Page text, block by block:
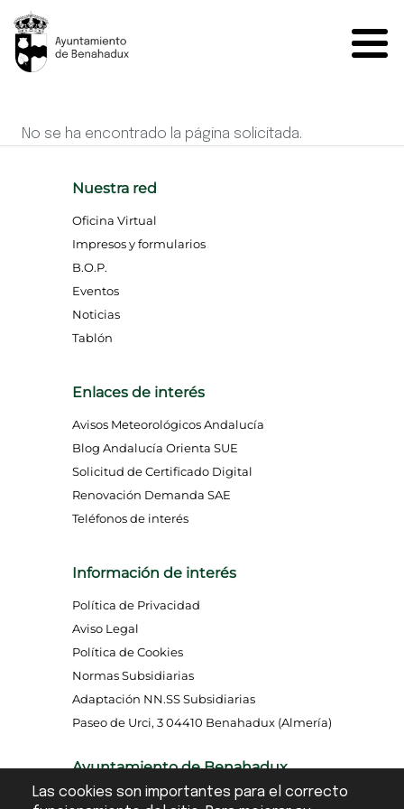
Página no encontrada
No se ha encontrado la página solicitada.
Nuestra red
Oficina Virtual
Impresos y formularios
B.O.P.
Eventos
Noticias
Tablón
Enlaces de interés
Avisos Meteorológicos Andalucía
Blog Andalucía Orienta SUE
Solicitud de Certificado Digital
Renovación Demanda SAE
Teléfonos de interés
Información de interés
Política de Privacidad
Aviso Legal
Política de Cookies
Normas Subsidiarias
Adaptación NN.SS Subsidiarias
Paseo de Urci, 3 04410 Benahadux (Almería)
Ayuntamiento de Benahadux
CIF: P0402400F
Las cookies son importantes para el correcto